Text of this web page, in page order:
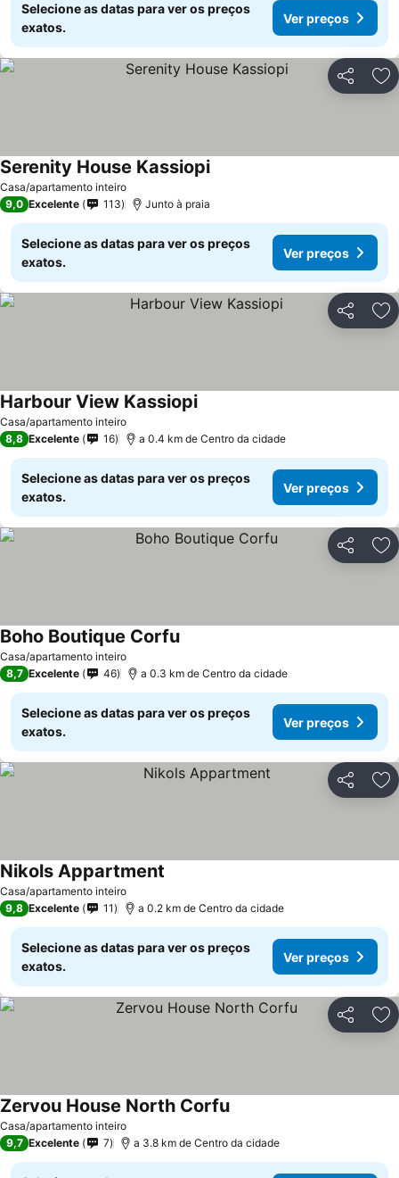
Selecione as datas para ver os preços
exatos.
Ver preços
Partilhar
Casa/apartamento inteiro
Serenity House Kassiopi
9,0 Excelente 113 Junto à praia
Selecione as datas para ver os preços
exatos.
Ver preços
Partilhar
Casa/apartamento inteiro
Harbour View Kassiopi
8,8 Excelente 16 a 0.4 km de Centro da cidade
Selecione as datas para ver os preços
exatos.
Ver preços
Partilhar
Casa/apartamento inteiro
Boho Boutique Corfu
8,7 Excelente 46 a 0.3 km de Centro da cidade
Selecione as datas para ver os preços
exatos.
Ver preços
Partilhar
Casa/apartamento inteiro
Nikols Appartment
9,8 Excelente 11 a 0.2 km de Centro da cidade
Selecione as datas para ver os preços
exatos.
Ver preços
Partilhar
Casa/apartamento inteiro
Zervou House North Corfu
9,7 Excelente 7 a 3.8 km de Centro da cidade